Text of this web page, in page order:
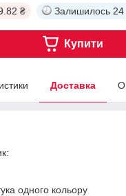
₴ Залишилось 24
Купити
Доставка
одного кольору